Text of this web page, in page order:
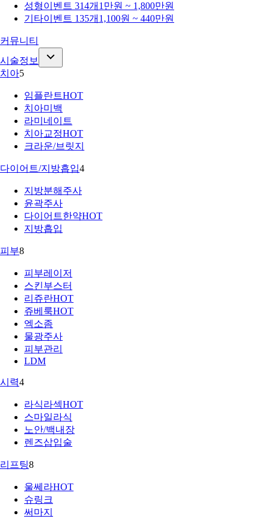
성형이벤트 314개 1만원 ~ 1,800만원
기타이벤트 135개 1,100원 ~ 440만원
커뮤니티
시술정보
치아5
임플란트HOT
치아미백
라미네이트
치아교정HOT
크라운/브릿지
다이어트/지방흡입4
지방분해주사
윤곽주사
다이어트한약HOT
지방흡입
피부8
피부레이저
스킨부스터
리쥬란HOT
쥬베룩HOT
엑소좀
물광주사
피부관리
LDM
시력4
라식라섹HOT
스마일라식
노안/백내장
렌즈삽입술
리프팅8
울쎄라HOT
슈링크
써마지